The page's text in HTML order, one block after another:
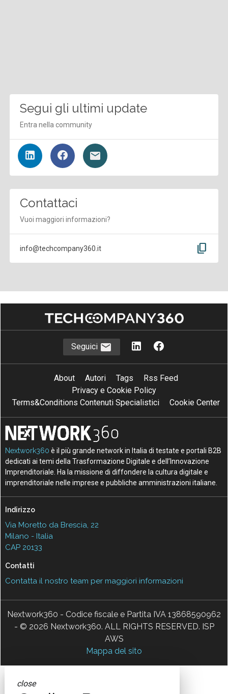
Segui gli ultimi update
Entra nella community
Contattaci
Vuoi maggiori informazioni?
info@techcompany360.it content_copy
Seguici
About Autori Tags
Rss Feed
Privacy e Cookie Policy
Terms&Conditions Contenuti Specialistici
Cookie Center
Nextwork360 è il più grande network in Italia di testate e portali B2B
dedicati ai temi della Trasformazione Digitale e dell’Innovazione
Imprenditoriale. Ha la missione di diffondere la cultura digitale e
imprenditoriale nelle imprese e pubbliche amministrazioni italiane.
Indirizzo
Via Moretto da Brescia, 22
Milano - Italia
CAP 20133
Contatti
Contatta il nostro team per maggiori informazioni
Nextwork360 - Codice fiscale e Partita IVA 13868590962
- © 2026 Nextwork360. ALL RIGHTS RESERVED. ISP
AWS
Mappa del sito
close